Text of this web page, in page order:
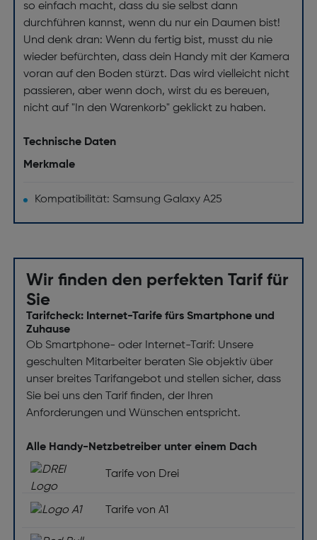
so einfach macht, dass du sie selbst dann
durchführen kannst, wenn du nur ein Daumen bist!
Und denk dran: Wenn du fertig bist, musst du nie
wieder befürchten, dass dein Handy mit der Kamera
voran auf den Boden stürzt. Das wird vielleicht nicht
passieren, aber wenn doch, wirst du es bereuen,
nicht auf "In den Warenkorb" geklickt zu haben.
Technische Daten
Merkmale
Kompatibilität: Samsung Galaxy A25
Wir finden den perfekten Tarif für
Sie
Tarifcheck: Internet-Tarife fürs Smartphone und
Zuhause
Ob Smartphone- oder Internet-Tarif: Unsere
geschulten Mitarbeiter beraten Sie objektiv über
unser breites Tarifangebot und stellen sicher, dass
Sie bei uns den Tarif finden, der Ihren
Anforderungen und Wünschen entspricht.
Alle Handy-Netzbetreiber unter einem Dach
Tarife von Drei
Tarife von A1